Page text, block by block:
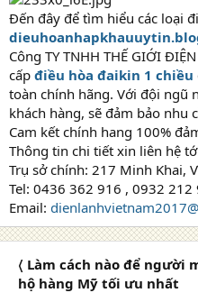
Đến đây để tìm hiểu các loại
Công TY TNHH THẾ GIỚI
cấp điều hòa đaikin 1 chiều
toàn chính hãng. Với đội ngũ
khách hàng, sẽ đảm bảo nhu
Cam kết chính hang 100%
Thông tin chi tiết xin liên hệ
Trụ sở chính: 217 Minh Khai,
Tel: 0436 362 916 , 0932 212
Email:
〈 Làm cách nào để
hộ hàng Mỹ tối ưu nhất